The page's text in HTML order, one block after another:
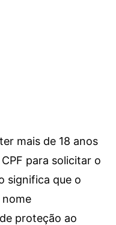
mais de 18 anos
para solicitar o
significa que o
proteção ao